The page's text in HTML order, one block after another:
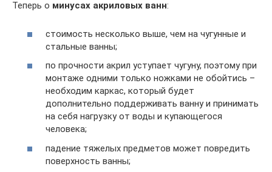
Теперь о минусах акриловых ванн:
стоимость несколько выше, чем на чугунные и
стальные ванны;
по прочности акрил уступает чугуну, поэтому при
монтаже одними только ножками не обойтись –
необходим каркас, который будет
дополнительно поддерживать ванну и принимать
на себя нагрузку от воды и купающегося
человека;
падение тяжелых предметов может повредить
поверхность ванны;